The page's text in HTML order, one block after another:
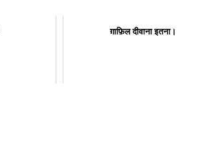
ग़ाफ़िल दीवाना इतना।